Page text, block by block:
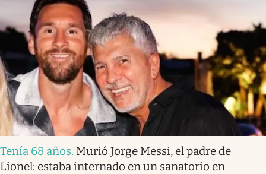
Tenía 68 años. Murió Jorge Messi, el padre de
Lionel: estaba internado en un sanatorio en